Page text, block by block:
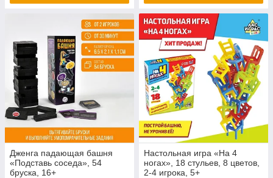
Дженга падающая башня
«Подставь соседа», 54
бруска, 16+
Настольная игра «На 4
ногах», 18 стульев, 8 цветов,
2-4 игрока, 5+